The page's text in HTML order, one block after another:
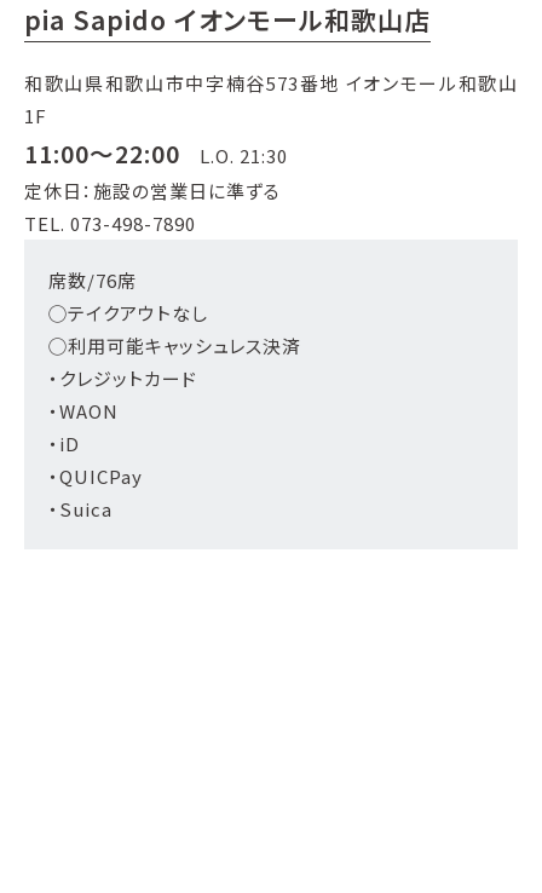
pia Sapido イオンモール和歌山店
和歌山県和歌山市中字楠谷573番地 イオンモール和歌山
1F
11:00～22:00 L.O. 21:30
定休日：施設の営業日に準ずる
TEL. 073-498-7890
席数/76席
◯テイクアウトなし
◯利用可能キャッシュレス決済
・クレジットカード
・WAON
・iD
・QUICPay
・Suica